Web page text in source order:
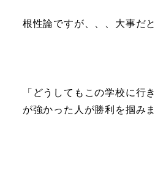
根性論ですが、、、大事だと
「どうしてもこの学校に行
が強かった人が勝利を掴みま